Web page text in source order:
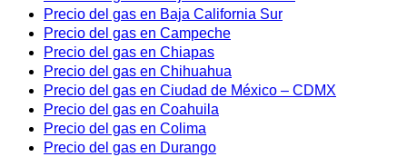
Precio del gas en Baja California Sur
Precio del gas en Campeche
Precio del gas en Chiapas
Precio del gas en Chihuahua
Precio del gas en Ciudad de México – CDMX
Precio del gas en Coahuila
Precio del gas en Colima
Precio del gas en Durango